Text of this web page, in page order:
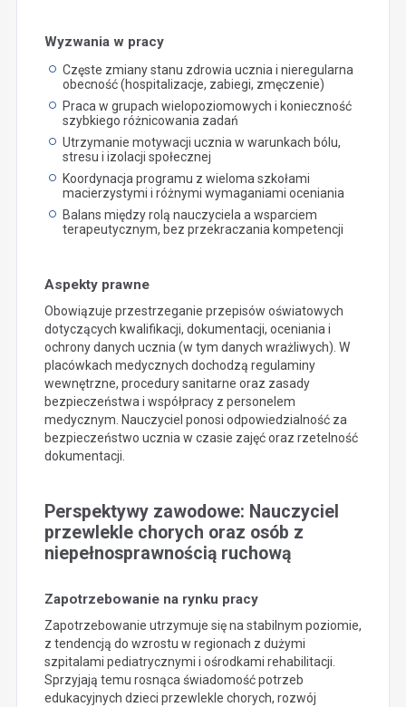
Wyzwania w pracy
Częste zmiany stanu zdrowia ucznia i nieregularna
obecność (hospitalizacje, zabiegi, zmęczenie)
Praca w grupach wielopoziomowych i konieczność
szybkiego różnicowania zadań
Utrzymanie motywacji ucznia w warunkach bólu,
stresu i izolacji społecznej
Koordynacja programu z wieloma szkołami
macierzystymi i różnymi wymaganiami oceniania
Balans między rolą nauczyciela a wsparciem
terapeutycznym, bez przekraczania kompetencji
Aspekty prawne
Obowiązuje przestrzeganie przepisów oświatowych
dotyczących kwalifikacji, dokumentacji, oceniania i
ochrony danych ucznia (w tym danych wrażliwych). W
placówkach medycznych dochodzą regulaminy
wewnętrzne, procedury sanitarne oraz zasady
bezpieczeństwa i współpracy z personelem
medycznym. Nauczyciel ponosi odpowiedzialność za
bezpieczeństwo ucznia w czasie zajęć oraz rzetelność
dokumentacji.
Perspektywy zawodowe: Nauczyciel
przewlekle chorych oraz osób z
niepełnosprawnością ruchową
Zapotrzebowanie na rynku pracy
Zapotrzebowanie utrzymuje się na stabilnym poziomie,
z tendencją do wzrostu w regionach z dużymi
szpitalami pediatrycznymi i ośrodkami rehabilitacji.
Sprzyjają temu rosnąca świadomość potrzeb
edukacyjnych dzieci przewlekle chorych, rozwój